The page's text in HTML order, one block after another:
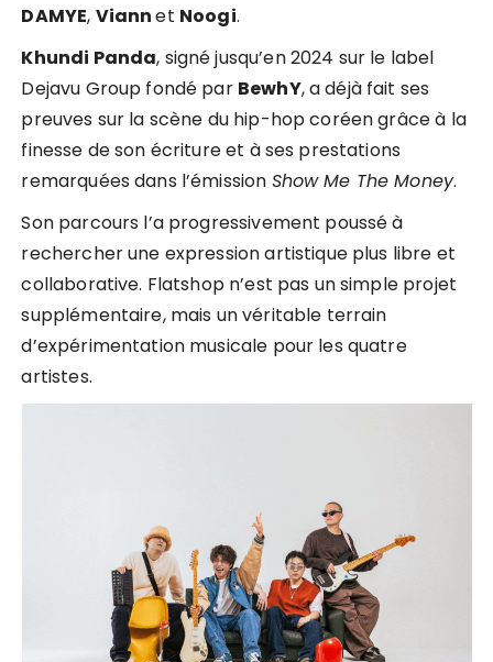
DAMYE, Viannet Noogi.
Khundi Panda, signé jusqu’en 2024 sur le label
Dejavu Group fondé par BewhY, a déjà fait ses
preuves sur la scène du hip-hop coréen grâce à la
finesse de son écriture et à ses prestations
remarquées dans l’émission Show Me The Money.
Son parcours l’a progressivement poussé à
rechercher une expression artistique plus libre et
collaborative. Flatshop n’est pas un simple projet
supplémentaire, mais un véritable terrain
d’expérimentation musicale pour les quatre
artistes.